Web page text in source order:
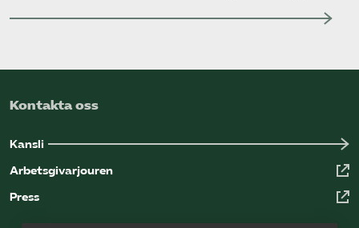
Kontakta oss
Kansli
Arbetsgivarjouren
Press